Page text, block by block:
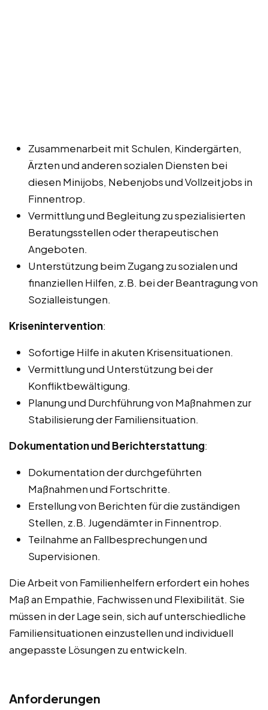
Zusammenarbeit mit Schulen, Kindergärten,
Ärzten und anderen sozialen Diensten bei
diesen Minijobs, Nebenjobs und Vollzeitjobs in
Finnentrop.
Vermittlung und Begleitung zu spezialisierten
Beratungsstellen oder therapeutischen
Angeboten.
Unterstützung beim Zugang zu sozialen und
finanziellen Hilfen, z.B. bei der Beantragung von
Sozialleistungen.
Krisenintervention:
Sofortige Hilfe in akuten Krisensituationen.
Vermittlung und Unterstützung bei der
Konfliktbewältigung.
Planung und Durchführung von Maßnahmen zur
Stabilisierung der Familiensituation.
Dokumentation und Berichterstattung:
Dokumentation der durchgeführten
Maßnahmen und Fortschritte.
Erstellung von Berichten für die zuständigen
Stellen, z.B. Jugendämter in Finnentrop.
Teilnahme an Fallbesprechungen und
Supervisionen.
Die Arbeit von Familienhelfern erfordert ein hohes
Maß an Empathie, Fachwissen und Flexibilität. Sie
müssen in der Lage sein, sich auf unterschiedliche
Familiensituationen einzustellen und individuell
angepasste Lösungen zu entwickeln.
Anforderungen